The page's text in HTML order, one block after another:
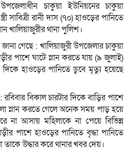
উপজেলাধীন চাকুয়া ইউনিয়নের চাকুয়া
সাবিত্রী রানী দাস (৭০) হাওড়ের পানিতে
খালিয়াজুরীর থানা পুলিশ।
গেছে : খালিয়াজুরী উপজেলার চাকুয়া
পাশে ঘাটে স্নান করতে যায় (৯ জুলাই)
হাওড়ের পানিতে ডুবে মৃত্যু হয়েছে
বিকাল চারটার দিকে বাড়ির পাশে
স্নান করতে গেলে অনেক সময় পাড় হয়ে
না আসায় মহিলাকে না পেয়ে বিভিন্ন
পাশে হাওড়ের পানিতে বৃদ্ধা পানিতে
তাকে উদ্ধার করে থানার খবর দেয়।